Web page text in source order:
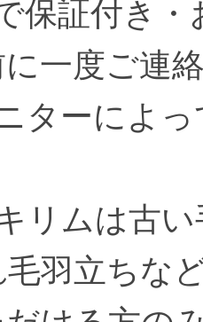
保証付き
一度ご連
ターによ
リムは古
羽立ちな